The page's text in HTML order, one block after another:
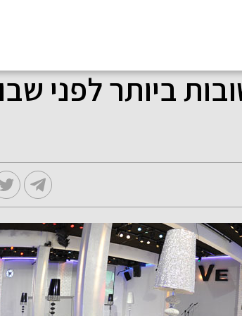
ביותר לפני